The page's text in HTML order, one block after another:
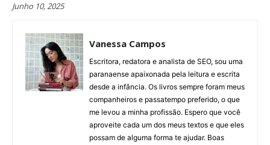
Junho 10, 2025
Vanessa Campos
Escritora, redatora e analista de SEO, sou uma
paranaense apaixonada pela leitura e escrita
desde a infância. Os livros sempre foram meus
companheiros e passatempo preferido, o que
me levou a minha profissão. Espero que você
aproveite cada um dos meus textos e que eles
possam de alguma forma te ajudar. Boas